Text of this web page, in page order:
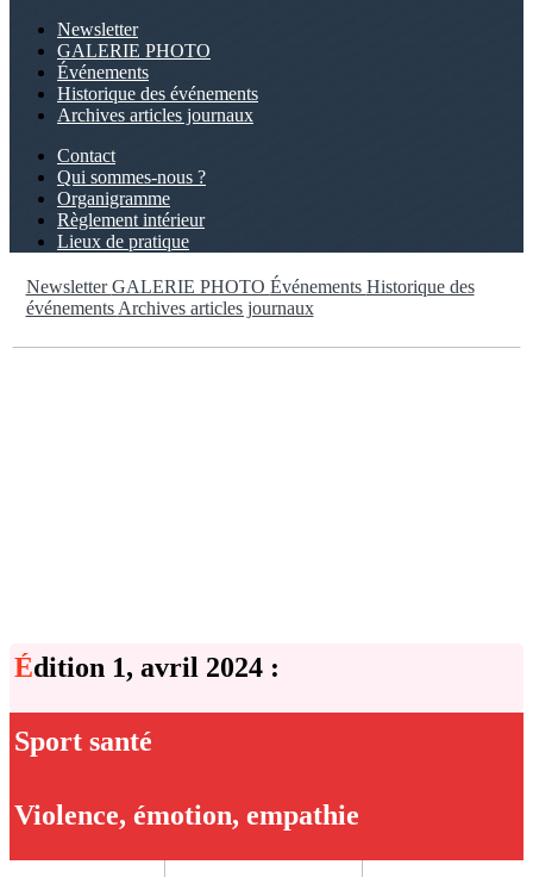
Newsletter
GALERIE PHOTO
Événements
Historique des événements
Archives articles journaux
Contact
Qui sommes-nous ?
Organigramme
Règlement intérieur
Lieux de pratique
NewsletterGALERIE PHOTO Événements Historique des
événements Archives articles journaux
Édition 1, avril 2024 :
Sport santé
Violence, émotion, empathie